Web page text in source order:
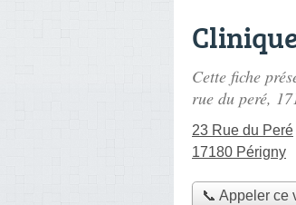
Cette fiche
rue du peré,
23 Rue du Peré
17180 Périgny
📞 Appeler ce